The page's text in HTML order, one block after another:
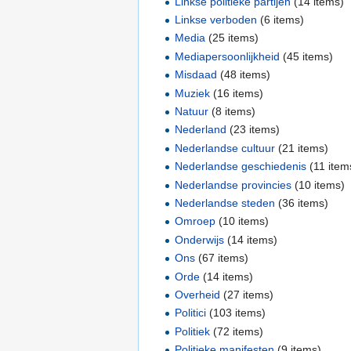
Linkse verboden ‏‎ (6 items)
Media ‏‎ (25 items)
Mediapersoonlijkheid ‏‎ (45 items)
Misdaad ‏‎ (48 items)
Muziek ‏‎ (16 items)
Natuur ‏‎ (8 items)
Nederland ‏‎ (23 items)
Nederlandse cultuur ‏‎ (21 items)
Nederlandse geschiedenis (11
Nederlandse provincies ‏‎ (10 items)
Nederlandse steden ‏‎ (36 items)
Omroep ‏‎ (10 items)
Onderwijs ‏‎ (14 items)
Ons ‏‎ (67 items)
Orde ‏‎ (14 items)
Overheid ‏‎ (27 items)
Politici ‏‎ (103 items)
Politiek ‏‎ (72 items)